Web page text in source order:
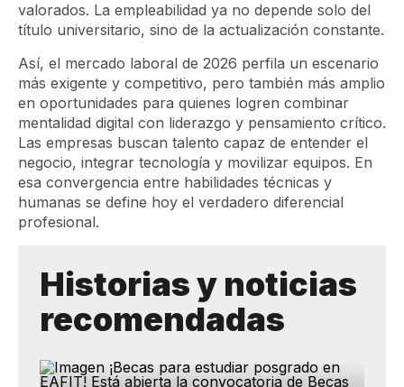
valorados. La empleabilidad ya no depende solo del
título universitario, sino de la actualización constante.
Así, el mercado laboral de 2026 perfila un escenario
más exigente y competitivo, pero también más amplio
en oportunidades para quienes logren combinar
mentalidad digital con liderazgo y pensamiento crítico.
Las empresas buscan talento capaz de entender el
negocio, integrar tecnología y movilizar equipos. En
esa convergencia entre habilidades técnicas y
humanas se define hoy el verdadero diferencial
profesional.
Historias y noticias
recomendadas